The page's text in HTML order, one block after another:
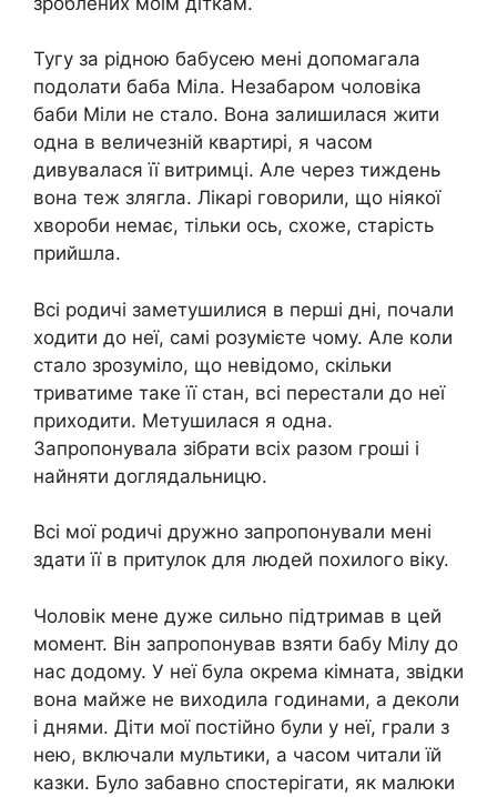
Тугу за рідною бабусею мені допомагала
подолати баба Міла. Незабаром чоловіка
баби Міли не стало. Вона залишилася жити
одна в величезній квартирі, я часом
дивувалася її витримці. Але через тиждень
вона теж злягла. Лікарі говорили, що ніякої
хвороби немає, тільки ось, схоже, старість
прийшла.
Всі родичі заметушилися в перші дні, почали
ходити до неї, самі розумієте чому. Але коли
стало зрозуміло, що невідомо, скільки
триватиме таке її стан, всі перестали до неї
приходити. Метушилася я одна.
Запропонувала зібрати всіх разом гроші і
найняти доглядальницю.
Всі мої родичі дружно запропонували мені
здати її в притулок для людей похилого віку.
Чоловік мене дуже сильно підтримав в цей
момент. Він запропонував взяти бабу Мілу до
нас додому. У неї була окрема кімната, звідки
вона майже не виходила годинами, а деколи
і днями. Діти мої постійно були у неї, грали з
нею, включали мультики, а часом читали їй
казки. Було забавно спостерігати, як малюки